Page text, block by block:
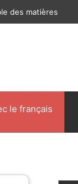
des matières
le français